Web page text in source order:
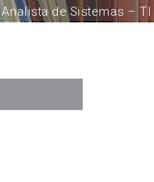
Analista de Sistemas – TI